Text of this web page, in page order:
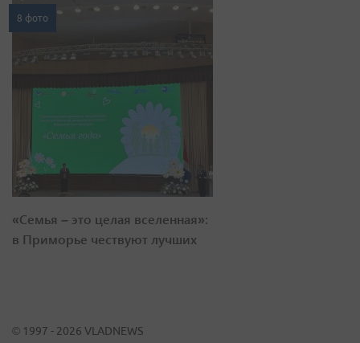
8 фото
«Семья – это целая вселенная»:
в Приморье чествуют лучших
© 1997 - 2026 VLADNEWS